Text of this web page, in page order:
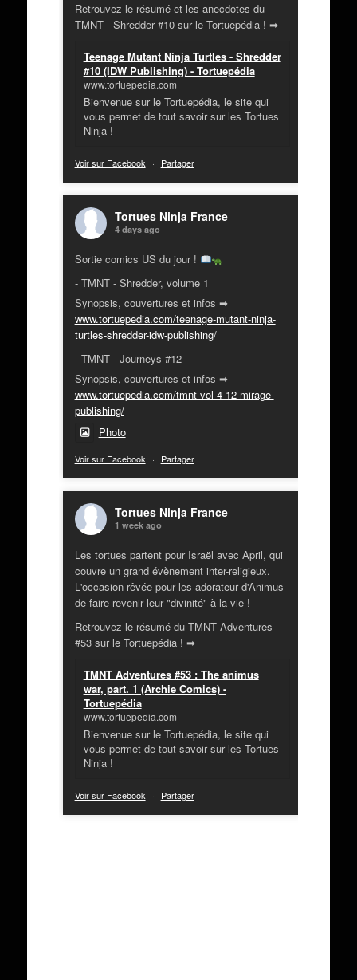
Retrouvez le résumé et les anecdotes du
TMNT - Shredder #10 sur le Tortuepédia ! ➡
Teenage Mutant Ninja Turtles - Shredder
#10 (IDW Publishing) - Tortuepédia
www.tortuepedia.com
Bienvenue sur le Tortuepédia, le site qui
vous permet de tout savoir sur les Tortues
Ninja !
Voir sur Facebook · Partager
Tortues Ninja France
4 days ago
Sortie comics US du jour !
- TMNT - Shredder, volume 1
Synopsis, couvertures et infos ➡
www.tortuepedia.com/teenage-mutant-ninja-
turtles-shredder-idw-publishing/
- TMNT - Journeys #12
Synopsis, couvertures et infos ➡
www.tortuepedia.com/tmnt-vol-4-12-mirage-
publishing/
Photo
Voir sur Facebook · Partager
Tortues Ninja France
1 week ago
Les tortues partent pour Israël avec April, qui
couvre un grand évènement inter-religieux.
L'occasion rêvée pour les adorateur d'Animus
de faire revenir leur "divinité" à la vie !
Retrouvez le résumé du TMNT Adventures
#53 sur le Tortuepédia ! ➡
TMNT Adventures #53 : The animus
war, part. 1 (Archie Comics) -
Tortuepédia
www.tortuepedia.com
Bienvenue sur le Tortuepédia, le site qui
vous permet de tout savoir sur les Tortues
Ninja !
Voir sur Facebook · Partager